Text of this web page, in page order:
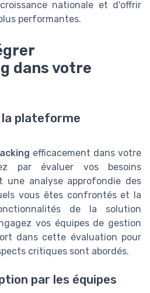
nationale et d'offrir
performantes.
dans votre
plateforme
efficacement dans votre
par évaluer vos besoins
une analyse approfondie des
vous êtes confrontés et la
de la solution
vos équipes de gestion
dans cette évaluation pour
critiques sont abordés.
par les équipes